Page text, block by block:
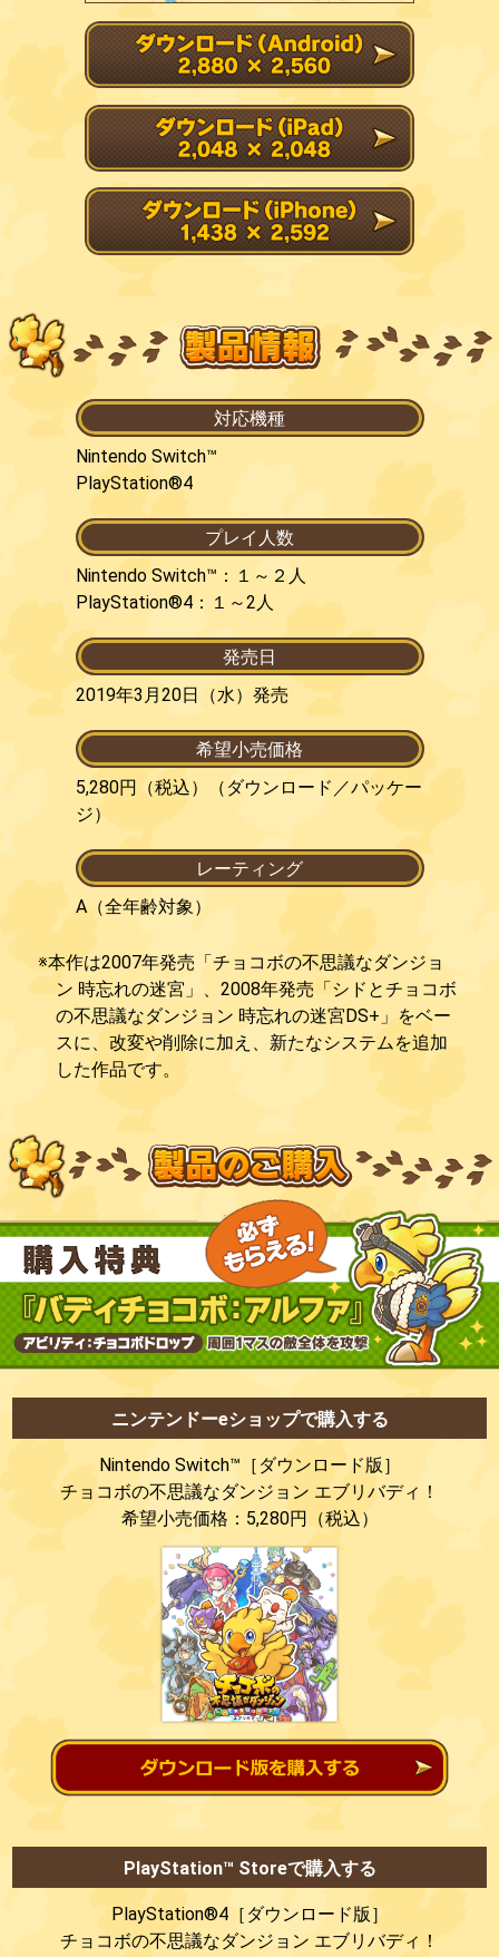
対応機種
Nintendo Switch™
PlayStation®4
プレイ人数
Nintendo Switch™：１～２人
PlayStation®4：１～2人
発売日
2019年3月20日（水）発売
希望小売価格
5,280円（税込）（ダウンロード／パッケー
ジ）
レーティング
A（全年齢対象）
※本作は2007年発売「チョコボの不思議なダンジョ
ン 時忘れの迷宮」、2008年発売「シドとチョコボ
の不思議なダンジョン 時忘れの迷宮DS+」をベー
スに、改変や削除に加え、新たなシステムを追加
した作品です。
ニンテンドーeショップで購入する
Nintendo Switch™［ダウンロード版］
チョコボの不思議なダンジョン エブリバディ！
希望小売価格：5,280円（税込）
PlayStation™ Storeで購入する
PlayStation®4［ダウンロード版］
チョコボの不思議なダンジョン エブリバディ！